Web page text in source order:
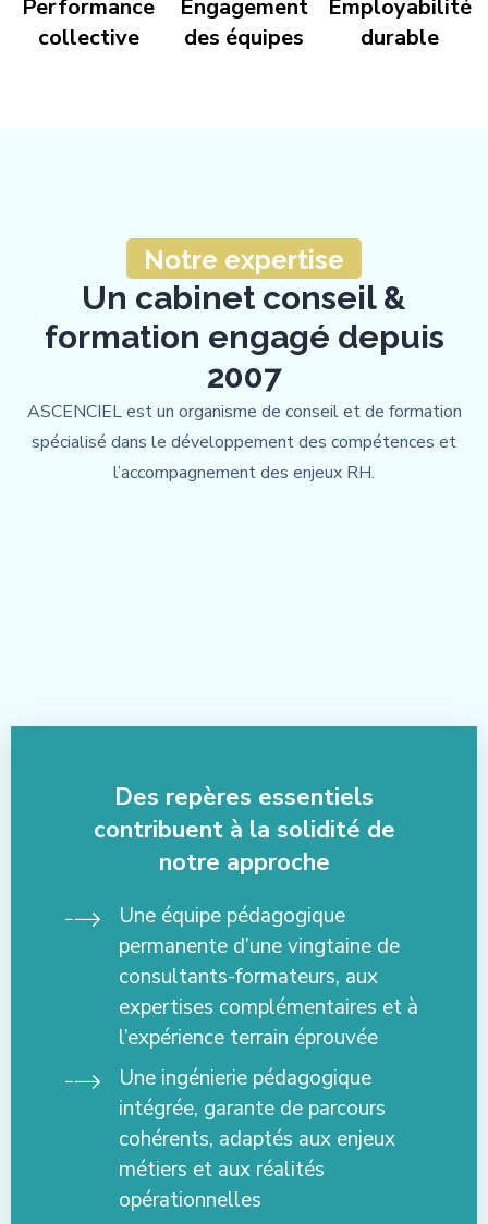
Performance
collective
Engagement
des équipes
Employabilité
durable
Notre expertise
Un cabinet conseil &
formation engagé depuis
2007
ASCENCIEL est un organisme de conseil et de formation
spécialisé dans le développement des compétences et
l’accompagnement des enjeux RH.
Des repères essentiels
contribuent à la solidité de
notre approche
Une équipe pédagogique
permanente d’une vingtaine de
consultants-formateurs, aux
expertises complémentaires et à
l’expérience terrain éprouvée
Une ingénierie pédagogique
intégrée, garante de parcours
cohérents, adaptés aux enjeux
métiers et aux réalités
opérationnelles